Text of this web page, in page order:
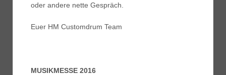
oder andere nette Gespräch.
Euer HM Customdrum Team
MUSIKMESSE 2016